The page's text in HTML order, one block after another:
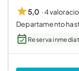
5,0 ·4
Departamento
Reserva